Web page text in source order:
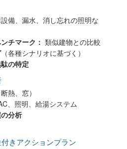
設備、漏水、消し忘れの照明な
チマーク： 類似建物との比較
（各種シナリオに基づく）
の特定
熱、窓）
、照明、給湯システム
分析
きアクションプラン